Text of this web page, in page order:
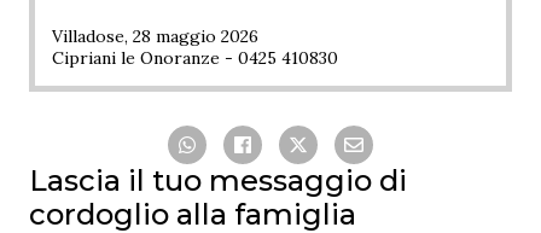
Villadose, 28 maggio 2026
Cipriani le Onoranze - 0425 410830
Lascia il tuo messaggio di
cordoglio alla famiglia